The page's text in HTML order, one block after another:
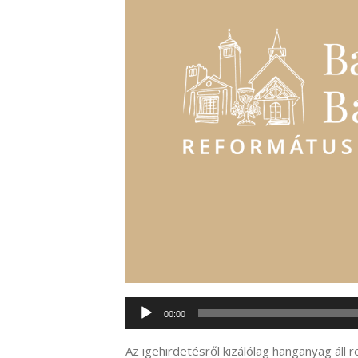
Audió
lejátszó
00:00
Az igehirdetésről kizálólag hanganyag áll